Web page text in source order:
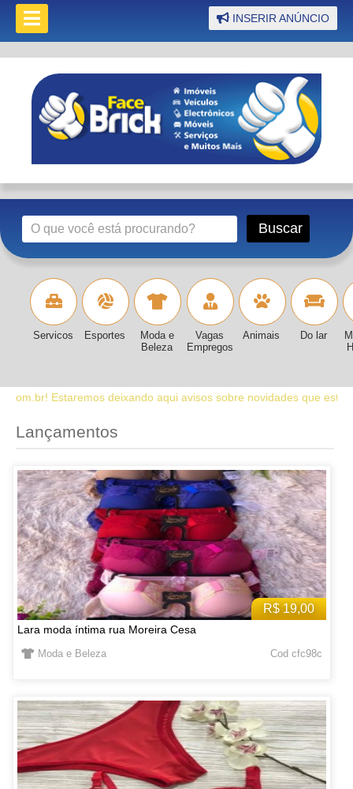
INSERIR ANÚNCIO
Servicos Esportes
Moda e
Beleza
Vagas
Empregos
Animais Do lar
aqui avisos sobre novidades que estaremos lançando no site.
Lançamentos
R$ 19,00
Lara moda íntima rua Moreira Cesa
Moda e Beleza Cod cfc98c